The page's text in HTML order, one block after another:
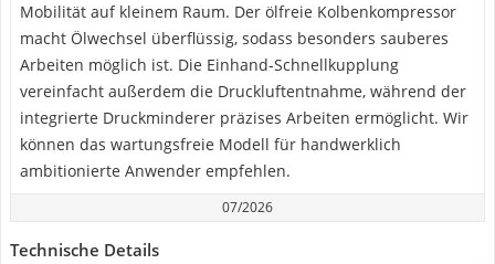
Mobilität auf kleinem Raum. Der ölfreie Kolbenkompressor
macht Ölwechsel überflüssig, sodass besonders sauberes
Arbeiten möglich ist. Die Einhand-Schnellkupplung
vereinfacht außerdem die Druckluftentnahme, während der
integrierte Druckminderer präzises Arbeiten ermöglicht. Wir
können das wartungsfreie Modell für handwerklich
ambitionierte Anwender empfehlen.
07/2026
Technische Details